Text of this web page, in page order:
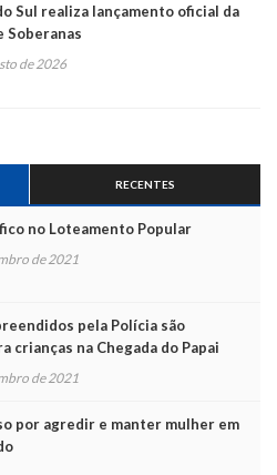
Sul realiza lançamento oficial da
Soberanas
de 2026
RECENTES
no Loteamento Popular
de 2021
pela Polícia são
crianças na Chegada do Papai
de 2021
por agredir e manter mulher em